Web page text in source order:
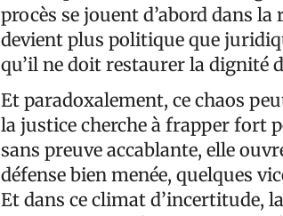
procès se jouent d’abord dans
devient plus politique que
qu’il ne doit restaurer la dignité
Et paradoxalement, ce chaos
la justice cherche à frapper fort
sans preuve accablante, elle
défense bien menée, quelques
Et dans ce climat d’incertitude,